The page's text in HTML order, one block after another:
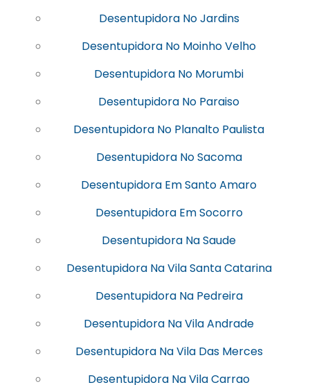
Desentupidora No Jardins
Desentupidora No Moinho Velho
Desentupidora No Morumbi
Desentupidora No Paraiso
Desentupidora No Planalto Paulista
Desentupidora No Sacoma
Desentupidora Em Santo Amaro
Desentupidora Em Socorro
Desentupidora Na Saude
Desentupidora Na Vila Santa Catarina
Desentupidora Na Pedreira
Desentupidora Na Vila Andrade
Desentupidora Na Vila Das Merces
Desentupidora Na Vila Carrao